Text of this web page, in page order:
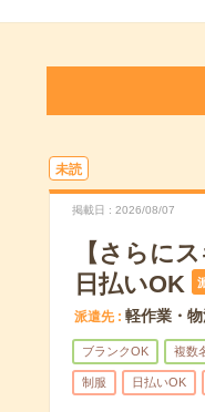
未読
掲載日 2026/08/07
【さらに
日払いOK
派遣先 軽作業・
ブランクOK 複数
制服 日払いOK